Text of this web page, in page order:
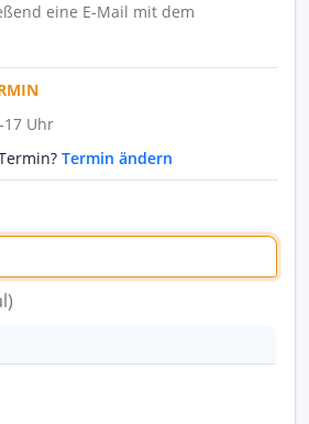
eine E-Mail mit dem
17 Uhr
Termin ändern